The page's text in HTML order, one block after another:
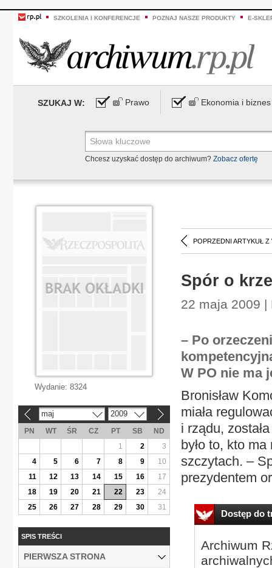
SZKOLENIA I KONFERENCJE POZNAJ NASZE PRODUKTY E-
SZUKAJ W: Prawo Ekonomia i biznes
Chcesz uzyskać dostęp do archiwum? Zobacz ofertę
POPRZEDNI ARTYKUŁ Z
Spór o
22 maja 2009 |
– Po
W PO nie ma
Bronisław
miała
i rządu,
było to, kto
szczytach. –
prezydentem
Dostęp do
Archiwum
Wydanie: 8324
maj 2009
PN WT ŚR CZ PT SB
ND
1
2
3
4
5 6 7 8 9
10
11
12 13 14 15 16
17
18
19 20 21 22 23
24
25
26 27 28 29 30 31
SPIS TREŚCI
PIERWSZA STRONA